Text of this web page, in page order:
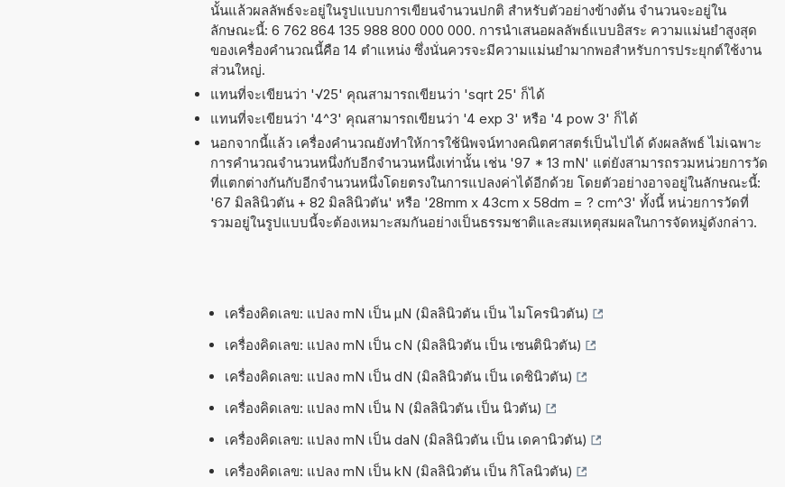
นั้นแล้วผลลัพธ์จะอยู่ในรูปแบบการเขียนจำนวนปกติ สำหรับตัวอย่างข้างต้น จำนวนจะอยู่ใน
ลักษณะนี้: 6 762 864 135 988 800 000 000. การนำเสนอผลลัพธ์แบบอิสระ ความแม่นยำสูงสุด
ของเครื่องคำนวณนี้คือ 14 ตำแหน่ง ซึ่งนั่นควรจะมีความแม่นยำมากพอสำหรับการประยุกต์ใช้งาน
ส่วนใหญ่.
แทนที่จะเขียนว่า '√25' คุณสามารถเขียนว่า 'sqrt 25' ก็ได้
แทนที่จะเขียนว่า '4^3' คุณสามารถเขียนว่า '4 exp 3' หรือ '4 pow 3' ก็ได้
นอกจากนี้แล้ว เครื่องคำนวณยังทำให้การใช้นิพจน์ทางคณิตศาสตร์เป็นไปได้ ดังผลลัพธ์ ไม่เฉพาะ
การคำนวณจำนวนหนึ่งกับอีกจำนวนหนึ่งเท่านั้น เช่น '97 * 13 mN' แต่ยังสามารถรวมหน่วยการวัด
ที่แตกต่างกันกับอีกจำนวนหนึ่งโดยตรงในการแปลงค่าได้อีกด้วย โดยตัวอย่างอาจอยู่ในลักษณะนี้:
'67 มิลลินิวตัน + 82 มิลลินิวตัน' หรือ '28mm x 43cm x 58dm = ? cm^3' ทั้งนี้ หน่วยการวัดที่
รวมอยู่ในรูปแบบนี้จะต้องเหมาะสมกันอย่างเป็นธรรมชาติและสมเหตุสมผลในการจัดหมู่ดังกล่าว.
เครื่องคิดเลข: แปลง mN เป็น µN (มิลลินิวตัน เป็น ไมโครนิวตัน)
เครื่องคิดเลข: แปลง mN เป็น cN (มิลลินิวตัน เป็น เซนตินิวตัน)
เครื่องคิดเลข: แปลง mN เป็น dN (มิลลินิวตัน เป็น เดซินิวตัน)
เครื่องคิดเลข: แปลง mN เป็น N (มิลลินิวตัน เป็น นิวตัน)
เครื่องคิดเลข: แปลง mN เป็น daN (มิลลินิวตัน เป็น เดคานิวตัน)
เครื่องคิดเลข: แปลง mN เป็น kN (มิลลินิวตัน เป็น กิโลนิวตัน)